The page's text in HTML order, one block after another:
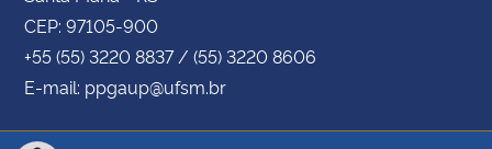
CEP: 97105-900
+55 (55) 3220 8837 / (55) 3220 8606
E-mail: ppgaup@ufsm.br